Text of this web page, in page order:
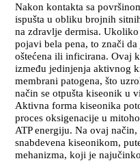
Nakon kontakta sa
ispušta u obliku brojnih
na zdravlje dermisa.
pojavi bela pena, to znači
oštećena ili inficirana. Ovaj
između jedinjenja aktivnog
membrani patogena, što
način se otpušta kiseonik u
Aktivna forma kiseonika
proces oksigenacije u
ATP energiju. Na ovaj
snabdevena kiseonikom,
mehanizma, koji je